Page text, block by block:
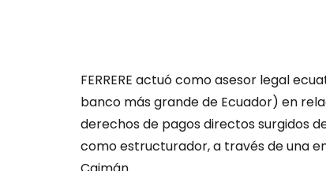
FERRERE actuó como asesor legal
banco más grande de Ecuador) en
derechos de pagos directos surgidos
como estructurador, a través de una